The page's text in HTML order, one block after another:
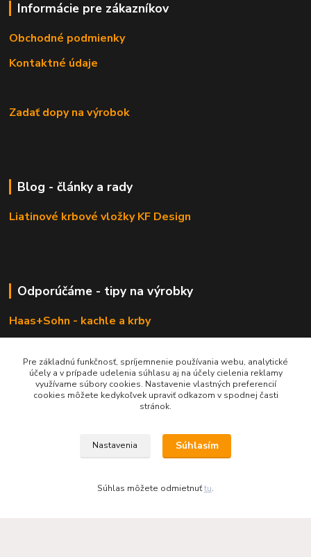
Informácie pre zákazníkov
Obchodné podmienky
Kontaktné údaje
Zadať dopy na výrobok
Blog - články a rady
Liatinové krbové vložky KF Design
Odporúčáme - tipy na výrobky
Haas+Sohn - kachle a krby
Pre základnú funkčnosť, spríjemnenie používania webu, analytické
účely a v prípade udelenia súhlasu aj na účely cielenia reklamy
využívame súbory cookies. Nastavenie vlastných preferencií
cookies môžete kedykoľvek upraviť odkazom v spodnej časti
stránok.
Nastavenia Súhlasím
Súhlas môžete odmietnuťtu.